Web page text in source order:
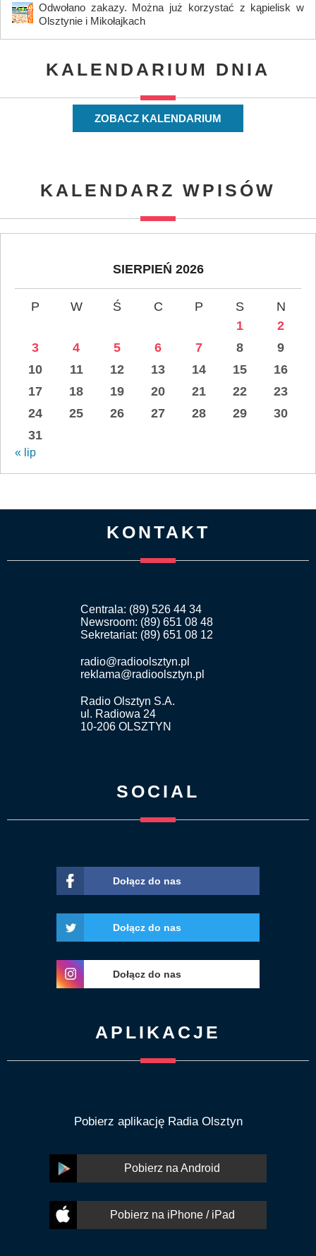
Odwołano zakazy. Można już korzystać z kąpielisk w
Olsztynie i Mikołajkach
KALENDARIUM DNIA
ZOBACZ KALENDARIUM
KALENDARZ WPISÓW
SIERPIEŃ 2026
P W Ś C P S
N
1
2
3
4 5 6 7 8
9
10
11 12 13 14 15
16
17
18 19 20 21 22
23
24
25 26 27 28 29
30
31
« lip
KONTAKT
Centrala: (89) 526 44 34
Newsroom: (89) 651 08 48
Sekretariat: (89) 651 08 12
radio@radioolsztyn.pl
reklama@radioolsztyn.pl
Radio Olsztyn S.A.
ul. Radiowa 24
10-206 OLSZTYN
SOCIAL
Dołącz do nas
Dołącz do nas
Dołącz do nas
APLIKACJE
Pobierz aplikację Radia Olsztyn
Pobierz na Android
Pobierz na iPhone / iPad